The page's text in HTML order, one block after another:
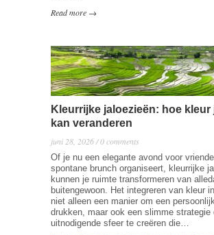
Read more →
Kleurrijke jaloezieën: hoe kleur
kan veranderen
juni 28, 2026 / 0 comments
Of je nu een elegante avond voor
spontane brunch organiseert, kleurrijke
kunnen je ruimte transformeren van
buitengewoon. Het integreren van kleur
niet alleen een manier om een
drukken, maar ook een slimme strategie
uitnodigende sfeer te creëren die…